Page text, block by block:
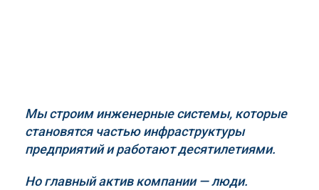
Мы строим инженерные системы, которые
становятся частью инфраструктуры
предприятий и работают десятилетиями.
Но главный актив компании — люди.